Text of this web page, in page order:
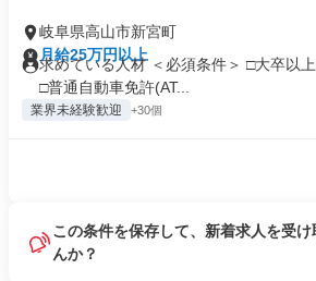
岐阜県高山市新宮町
月給25万円以上
求めている人材 ＜必須条件＞ □大卒以
□普通自動車免許(AT...
業界未経験歓迎 +30個
この条件を保存して、新着求人を受け
んか？